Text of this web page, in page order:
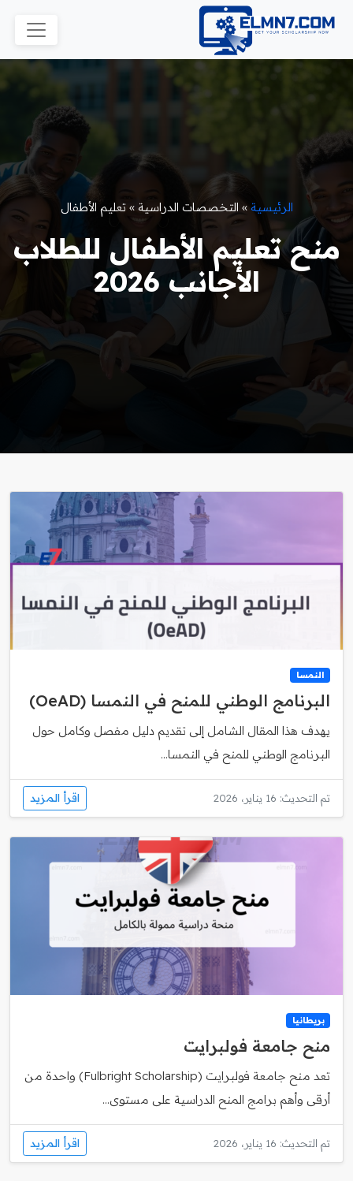
الرئيسية» التخصصات الدراسية »تعليم الأطفال
منح تعليم الأطفال للطلاب
الأجانب 2026
النمسا
البرنامج الوطني للمنح في النمسا (OeAD)
يهدف هذا المقال الشامل إلى تقديم دليل مفصل وكامل حول
البرنامج الوطني للمنح في النمسا...
تم التحديث: 16 يناير، 2026 اقرأ المزيد
بريطانيا
منح جامعة فولبرايت
تعد منح جامعة فولبرايت (Fulbright Scholarship) واحدة من
أرقى وأهم برامج المنح الدراسية على مستوى...
تم التحديث: 16 يناير، 2026 اقرأ المزيد